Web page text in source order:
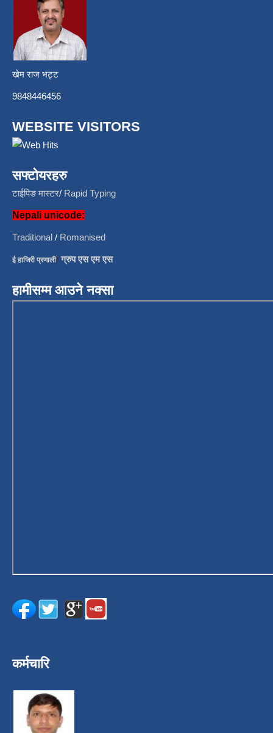
खेम राज भट्ट
9848446456
WEBSITE VISITORS
सफ्टोयरहरु
टाईपिङ मास्टर/ Rapid Typing
Nepali unicode:
Traditional / Romanised
ई हाजिरी प्रणाली/ग्रुप एस एम एस
हामीसम्म आउने नक्सा
कर्मचारि